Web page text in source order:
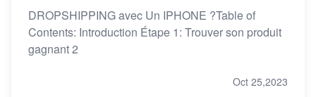
DROPSHIPPING avec Un IPHONE ?Table of
Contents: Introduction Étape 1: Trouver son produit
gagnant 2
Oct 25,2023